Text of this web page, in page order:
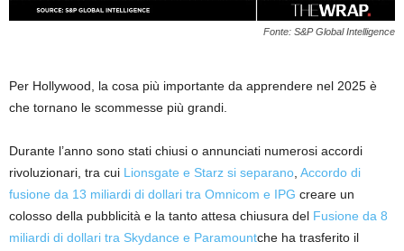
Fonte: S&P Global Intelligence
Per Hollywood, la cosa più importante da apprendere nel 2025 è
che tornano le scommesse più grandi.
Durante l’anno sono stati chiusi o annunciati numerosi accordi
rivoluzionari, tra cui Lionsgate e Starz si separano, Accordo di
fusione da 13 miliardi di dollari tra Omnicom e IPG creare un
colosso della pubblicità e la tanto attesa chiusura del Fusione da 8
miliardi di dollari tra Skydance e Paramountche ha trasferito il